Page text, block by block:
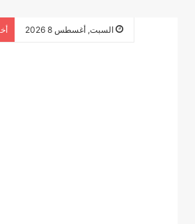
السبت, أغسطس 8 2026